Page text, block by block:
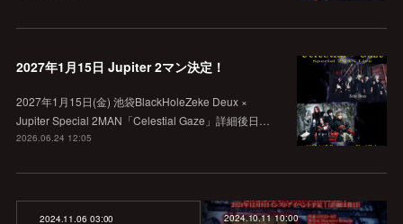
2027年1月15日 Jupiter 2マン決定！
2027年1月15日(金) 池袋BlackHoleZeke Deux ×
Jupiter Special 2MAN「Celestial Gaze」詳細後日…
2026.06.24 12:05
2024.11.06 03:00 2024.10.11 10:00